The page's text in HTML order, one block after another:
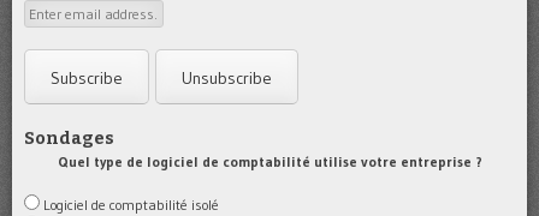
Sondages
Quel type de logiciel de comptabilité utilise votre entreprise ?
Logiciel de comptabilité isolé